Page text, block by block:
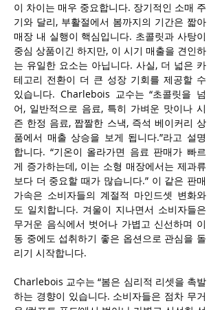
이 차이는 매우 중요합니다. 장기적인 소매 주
기와 달리, 부활절에서 봄까지의 기간은 짧아
매장 내 실행이 핵심입니다. 초콜릿과 사탕이
중심 상품이긴 하지만, 이 시기 매출을 견인하
는 유일한 요소는 아닙니다. 사실, 더 넓은 카
테고리 전환이 더 큰 성장 기회를 제공할 수
있습니다. Charlebois 교수는 “초콜릿을 넘
어, 일반적으로 음료, 특히 가벼운 맛이나 시
즌 한정 음료, 짭짤한 스낵, 즉석 베이커리 상
품에서 매출 상승을 보게 됩니다.”라고 설명
합니다. “기온이 올라가면 음료 판매가 빠르
게 증가하는데, 이는 소형 매장에서는 제과류
보다 더 중요할 때가 많습니다.” 이 같은 판매
가속은 소비자들의 계절적 마인드셋 변화와
도 일치합니다. 겨울이 지나면서 소비자들은
무거운 음식에서 벗어나 가볍고 신선하며 이
동 중에도 섭취하기 좋은 옵션으로 관심을 돌
리기 시작합니다.
Charlebois 교수는 “봄은 심리적 리셋을 촉발
하는 경향이 있습니다. 소비자들은 점차 무거